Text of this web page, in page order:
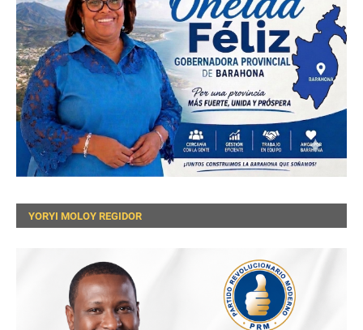
YORYI MOLOY REGIDOR